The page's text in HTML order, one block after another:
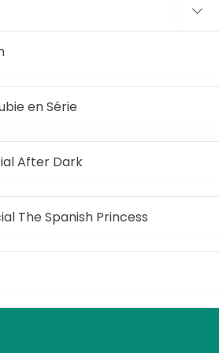
en Série
After Dark
The Spanish Princess